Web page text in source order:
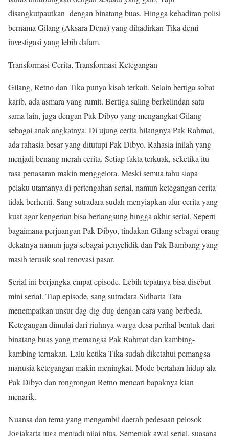
disangkutpautkan dengan binatang buas. Hingga kehadiran polisi
bernama Gilang (Aksara Dena) yang dihadirkan Tika demi
investigasi yang lebih dalam.
Transformasi Cerita, Transformasi Ketegangan
Gilang, Retno dan Tika punya kisah terkait. Selain bertiga sobat
karib, ada asmara yang rumit. Bertiga saling berkelindan satu
sama lain, juga dengan Pak Dibyo yang mengangkat Gilang
sebagai anak angkatnya. Di ujung cerita hilangnya Pak Rahmat,
ada rahasia besar yang ditutupi Pak Dibyo. Rahasia inilah yang
menjadi benang merah cerita. Setiap fakta terkuak, seketika itu
rasa penasaran makin menggelora. Meski semua tahu siapa
pelaku utamanya di pertengahan serial, namun ketegangan cerita
tidak berhenti. Sang sutradara sudah menyiapkan alur cerita yang
kuat agar kengerian bisa berlangsung hingga akhir serial. Seperti
bagaimana perjuangan Pak Dibyo, tindakan Gilang sebagai orang
dekatnya namun juga sebagai penyelidik dan Pak Bambang yang
masih terusik soal renovasi pasar.
Serial ini berjangka empat episode. Lebih tepatnya bisa disebut
mini serial. Tiap episode, sang sutradara Sidharta Tata
menempatkan unsur dag-dig-dug dengan cara yang berbeda.
Ketegangan dimulai dari riuhnya warga desa perihal bentuk dari
binatang buas yang memangsa Pak Rahmat dan kambing-
kambing ternakan. Lalu ketika Tika sudah diketahui pemangsa
manusia ketegangan makin meningkat. Mode bertahan hidup ala
Pak Dibyo dan rongrongan Retno mencari bapaknya kian
menarik.
Nuansa dan tema yang mengambil daerah pedesaan pelosok
Jogjakarta juga menjadi nilai plus. Semenjak awal serial, suasana